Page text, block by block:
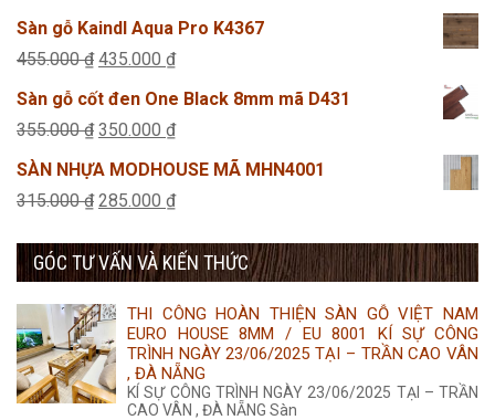
435.000 ₫.
gốc
là:
hiện
tại
425.000 ₫.
Sàn gỗ Kaindl Aqua Pro K4367
455.000₫ Giá
gốc
là:
435.000 ₫Giá
hiện
tại
435.000 ₫.
Sàn gỗ cốt đen One Black 8mm mã D431
355.000₫ Giá
gốc
là:
350.000 ₫Giá
hiện
tại
350.000 ₫.
SÀN NHỰA MODHOUSE MÃ MHN4001
315.000₫ Giá
là:
285.000 ₫Giá
tại
285.000 ₫.
GÓC TƯ VẤN VÀ KIẾN THỨC
THI CÔNG HOÀN THIỆN SÀN GỖ VIỆT NAM
EURO HOUSE 8MM / EU 8001 KÍ SỰ CÔNG
TRÌNH NGÀY 23/06/2025 TẠI – TRẦN CAO VÂN
, ĐÀ NẴNG
KÍ SỰ CÔNG TRÌNH NGÀY 23/06/2025 TẠI – TRẦN
CAO VÂN , ĐÀ NẴNG Sàn